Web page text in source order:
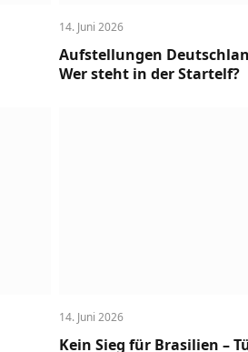
14. Juni 2026
Aufstellungen
Wer steht in der Startelf?
14. Juni 2026
Kein Sieg für Brasilien –